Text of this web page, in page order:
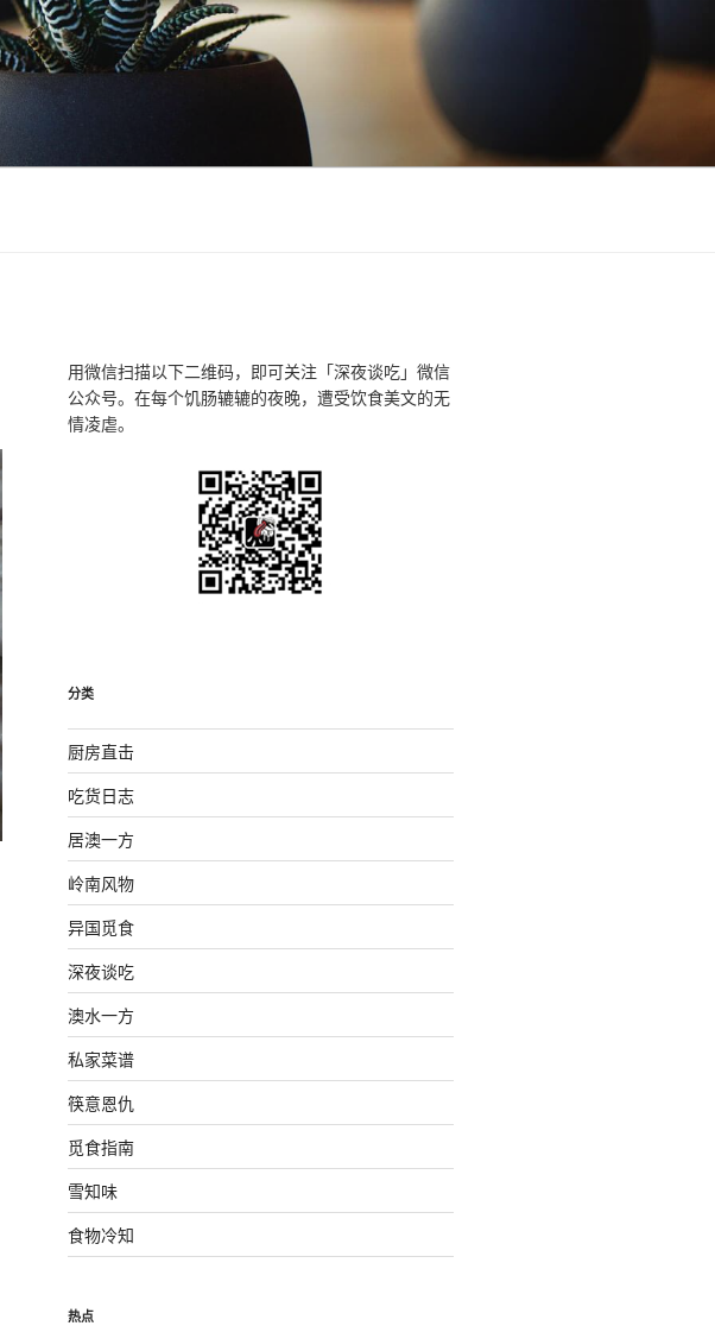
用微信扫描以下二维码，即可关注「深夜谈吃」微信
公众号。在每个饥肠辘辘的夜晚，遭受饮食美文的无
情凌虐。
分类
厨房直击
吃货日志
居澳一方
岭南风物
异国觅食
深夜谈吃
澳水一方
私家菜谱
筷意恩仇
觅食指南
雪知味
食物冷知
热点